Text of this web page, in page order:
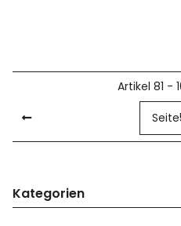
Artikel 81 -
Seite
Kategorien